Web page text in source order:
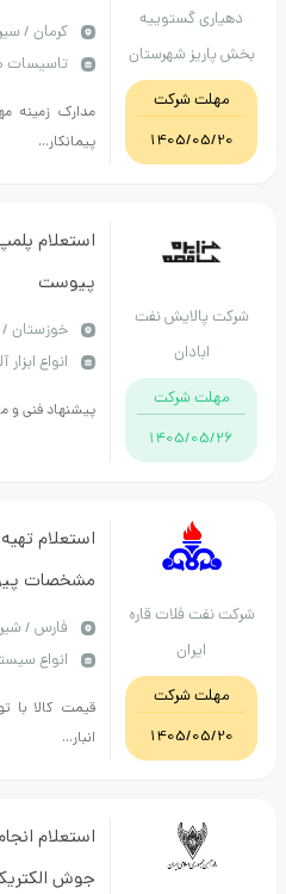
گستوییه
شهرستان
شرکت
1405/
پیوستكرمان / سیرجان
تاسیسات صنعتی
مدارک زمینه مهر و امضا
پیمانکار...
نفت
شرکت
1405/
استعلام پلمپ رمزدار
خوزستان / آبادان
انواع ابزار آلات
پیشنهاد فنی و مالی الزاما
فلات قاره
شرکت
1405/
استعلام تهیه گرمکن
مشخصات پیوست.مدت
پیشفاکتور رعایت گردد.
فارس / شیراز
انواع سیستم های
قیمت کالا با توجه به محل
انبار...
استعلام انجام
جوش الکتریک مستقر